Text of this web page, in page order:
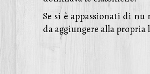
Se si è appassionati di
da aggiungere alla